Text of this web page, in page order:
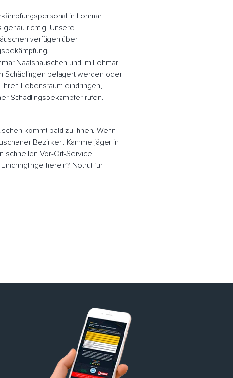
in Lohmar
genau richtig. Unsere
verfügen über
Naafshäuschen und im Lohmar
Schädlingen belagert werden oder
Lebensraum eindringen,
Schädlingsbekämpfer rufen.
kommt bald zu Ihnen. Wenn
Bezirken. Kammerjäger in
schnellen Vor-Ort-Service.
herein? Notruf für